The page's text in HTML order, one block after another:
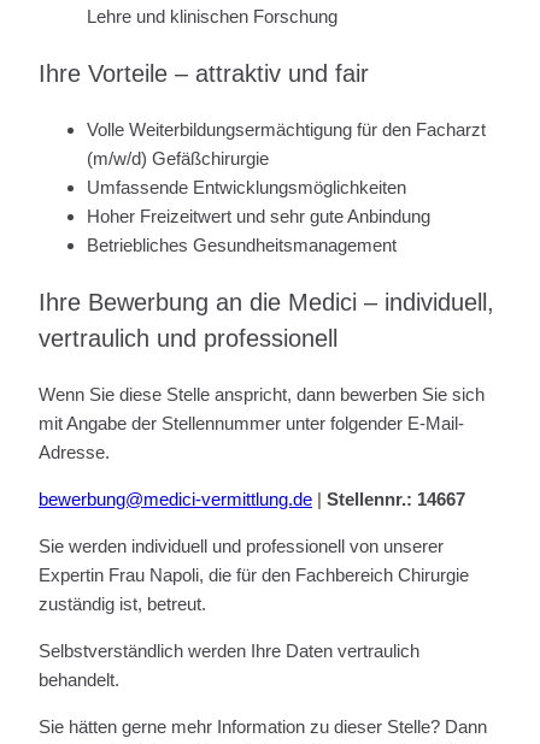
Lehre und klinischen Forschung
Ihre Vorteile – attraktiv und fair
Volle Weiterbildungsermächtigung für den Facharzt
(m/w/d) Gefäßchirurgie
Umfassende Entwicklungsmöglichkeiten
Hoher Freizeitwert und sehr gute Anbindung
Betriebliches Gesundheitsmanagement
Ihre Bewerbung an die Medici – individuell,
vertraulich und professionell
Wenn Sie diese Stelle anspricht, dann bewerben Sie sich
mit Angabe der Stellennummer unter folgender E-Mail-
Adresse.
bewerbung@medici-vermittlung.de | Stellennr.: 14667
Sie werden individuell und professionell von unserer
Expertin Frau Napoli, die für den Fachbereich Chirurgie
zuständig ist, betreut.
Selbstverständlich werden Ihre Daten vertraulich
behandelt.
Sie hätten gerne mehr Information zu dieser Stelle? Dann